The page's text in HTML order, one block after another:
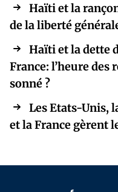
Haïti et la
de la liberté
Haïti et la dette
France: l’heure
sonné ?
Les Etats-Unis,
et la France gèrent